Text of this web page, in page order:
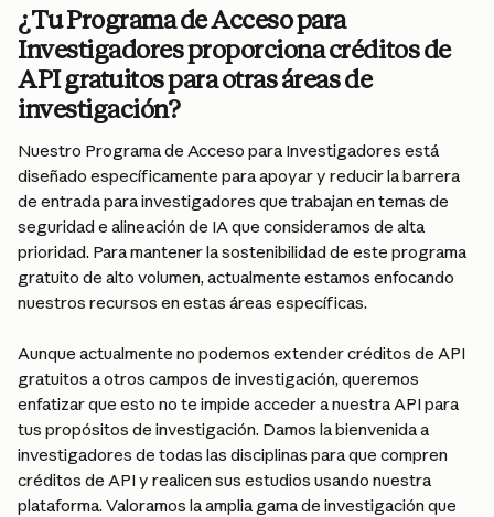
¿Tu Programa de Acceso para
Investigadores proporciona créditos de
API gratuitos para otras áreas de
investigación?
Nuestro Programa de Acceso para Investigadores está
diseñado específicamente para apoyar y reducir la barrera
de entrada para investigadores que trabajan en temas de
seguridad e alineación de IA que consideramos de alta
prioridad. Para mantener la sostenibilidad de este programa
gratuito de alto volumen, actualmente estamos enfocando
nuestros recursos en estas áreas específicas.
Aunque actualmente no podemos extender créditos de API
gratuitos a otros campos de investigación, queremos
enfatizar que esto no te impide acceder a nuestra API para
tus propósitos de investigación. Damos la bienvenida a
investigadores de todas las disciplinas para que compren
créditos de API y realicen sus estudios usando nuestra
plataforma. Valoramos la amplia gama de investigación que